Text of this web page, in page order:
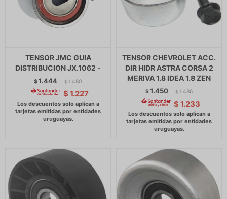
TENSOR JMC GUIA
DISTRIBUCION JX.1062 -
$1.444 $ 1.480
$ 1.227
TENSOR CHEVROLET ACC.
DIR HIDR ASTRA CORSA 2
MERIVA 1.8 IDEA 1.8 ZEN
$1.450 $ 1.486
$ 1.233